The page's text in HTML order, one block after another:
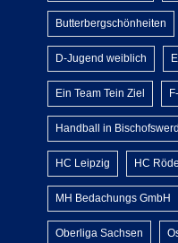
Butterbergschönheiten
D-Jugend weiblich
Ein Team Tein Ziel
Handball in
HC Leipzig HC
MH Bedachungs GmbH
Oberliga Sachsen